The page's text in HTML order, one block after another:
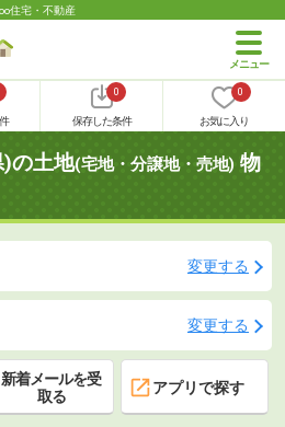
住宅・不動産
0
保存した条件
0
お気に入り
の土地(宅地・分譲地・売地) 物
変更する
変更する
新着メールを受
取る
アプリで探す